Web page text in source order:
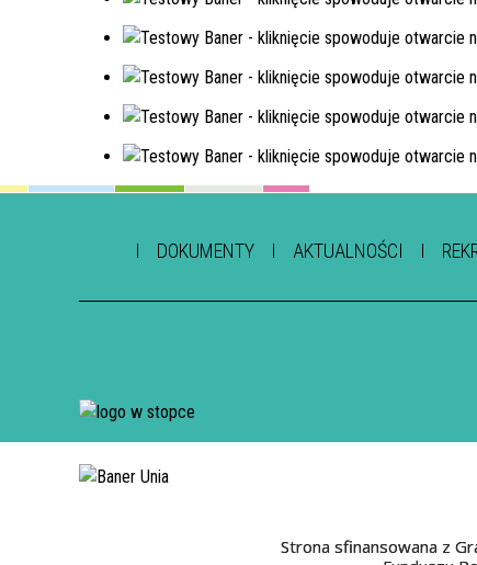
DOKUMENTY AKTUALNOŚCI
Strona sfinansowana z